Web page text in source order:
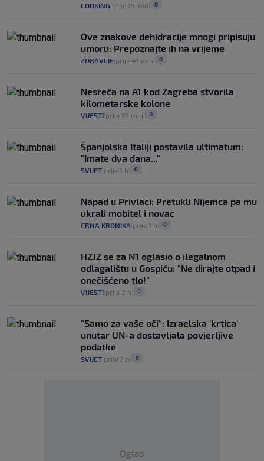
COOKING prije 15 min 0
Ove znakove dehidracije mnogi pripisuju
umoru: Prepoznajte ih na vrijeme
ZDRAVLJE prije 47 min 0
Nesreća na A1 kod Zagreba stvorila
kilometarske kolone
VIJESTI prije 59 min 0
Španjolska Italiji postavila ultimatum:
"Imate dva dana..."
SVIJET prije 1 h 0
Napad u Privlaci: Pretukli Nijemca pa mu
ukrali mobitel i novac
CRNA KRONIKA prije 1 h 0
HZJZ se za N1 oglasio o ilegalnom
odlagalištu u Gospiću: "Ne dirajte otpad i
onečišćeno tlo!"
VIJESTI prije 2 h 0
"Samo za vaše oči“: Izraelska 'krtica'
unutar UN-a dostavljala povjerljive
podatke
SVIJET prije 2 h 0
Oglas